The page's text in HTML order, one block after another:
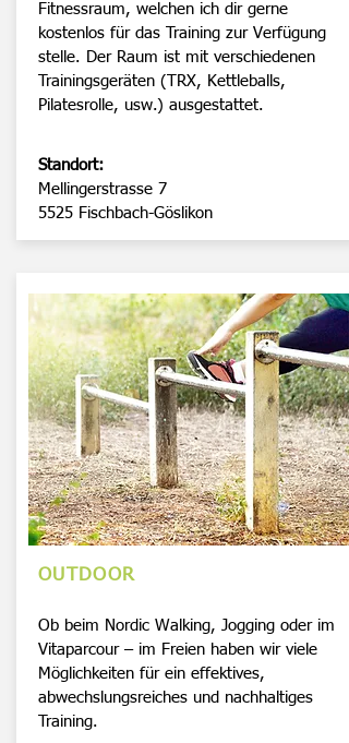
Fitnessraum, welchen ich dir gerne
kostenlos für das Training zur Verfügung
stelle. Der Raum ist mit verschiedenen
Trainingsgeräten (TRX, Kettleballs,
Pilatesrolle, usw.) ausgestattet.
Standort:
Mellingerstrasse 7
5525 Fischbach-Göslikon
OUTDOOR
Ob beim Nordic Walking, Jogging oder im
Vitaparcour – im Freien haben wir viele
Möglichkeiten für ein effektives,
abwechslungsreiches und nachhaltiges
Training.